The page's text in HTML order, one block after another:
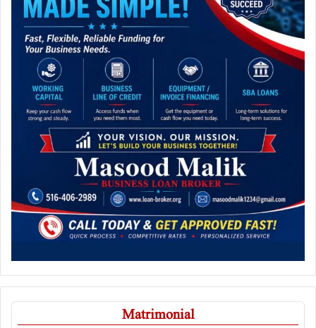
Matrimonial